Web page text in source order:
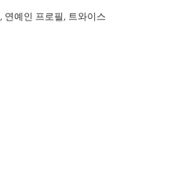
, 연예인 프로필, 트와이스